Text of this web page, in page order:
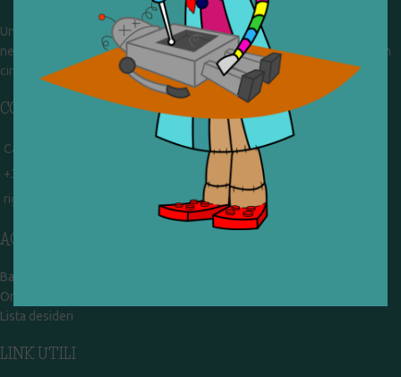
Un gruppo di volontari che sognano di diventare un centro del riuso e
nel frattempo ricevono in dono giocattoli, li riparano e li reimmettono in
circolazione. Operiamo per un'economia civile, circolare e sostenibile.
CONTATTI
Campobasso - via Garibaldi 51
+39 328 767 9587
rigiocattolocb@gmail.com
ACCOUNT
Bacheca
Ordini
Lista desideri
LINK UTILI